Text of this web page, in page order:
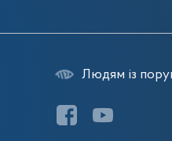
Людям із